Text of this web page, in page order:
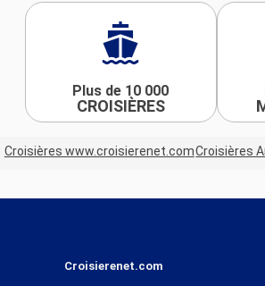
Plus de 10 000
CROISIÈRES
Croisières www.croisierenet.comCroisières
Croisierenet.com